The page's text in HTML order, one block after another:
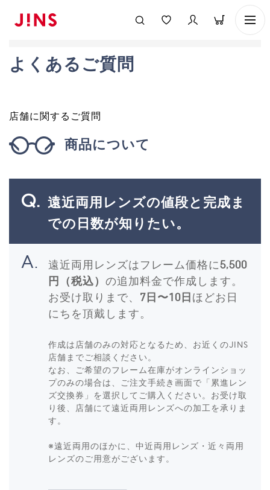
よくあるご質問
店舗に関するご質問
商品について
遠近両用レンズの値段と完成ま
での日数が知りたい。
遠近両用レンズはフレーム価格に5,500
円（税込） の追加料金で作成します。
お受け取りまで、 7日〜10日 ほどお日
にちを頂戴します。
作成は店舗のみの対応となるため、お近くのJINS
店舗までご相談ください。
なお、ご希望のフレーム在庫がオンラインショッ
プのみの場合は、ご注文手続き画面で「累進レン
ズ交換券」を選択してご購入ください。お受け取
り後、店舗にて遠近両用レンズへの加工を承りま
す。
※遠近両用のほかに、中近両用レンズ・近々両用
レンズのご用意がございます。